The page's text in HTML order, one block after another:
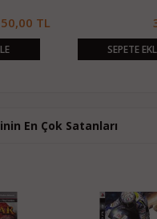
50,00 TL
SEPETE
En Çok Satanları